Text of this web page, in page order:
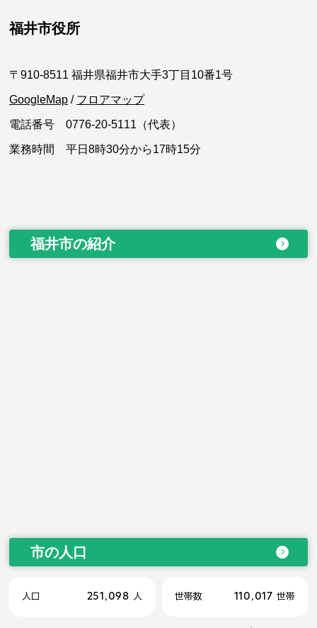
福井市役所
〒910-8511 福井県福井市大手3丁目10番1号
GoogleMap / フロアマップ
電話番号 0776-20-5111（代表）
業務時間 平日8時30分から17時15分
福井市の紹介
市の人口
人口 251,098 人 世帯数 110,017 世帯